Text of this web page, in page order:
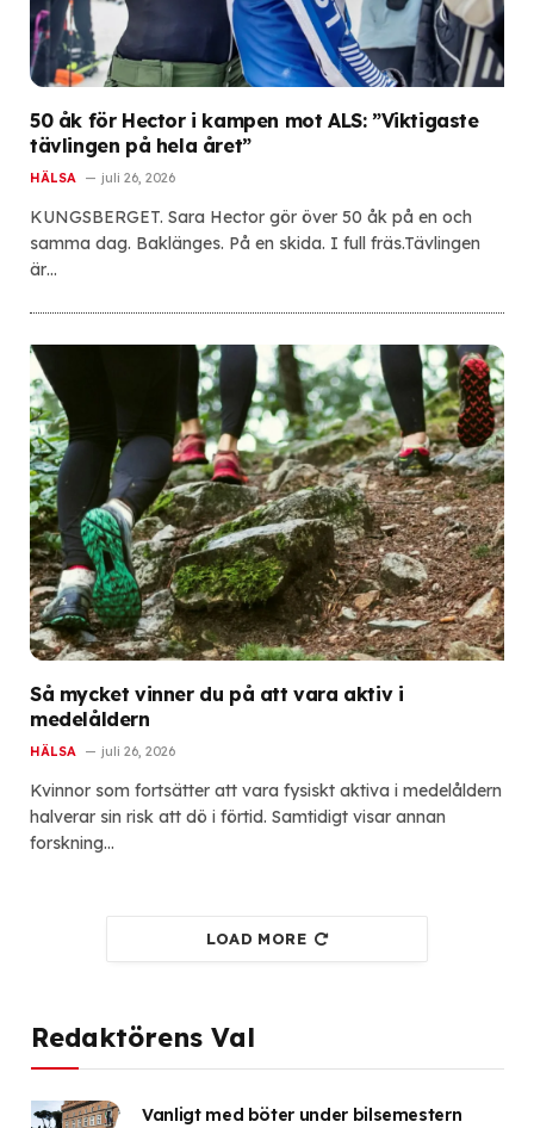
50 åk för Hector i kampen mot ALS: ”Viktigaste
tävlingen på hela året”
HÄLSA juli 26, 2026
KUNGSBERGET. Sara Hector gör över 50 åk på en och
samma dag. Baklänges. På en skida. I full fräs.Tävlingen
är…
Så mycket vinner du på att vara aktiv i
medelåldern
HÄLSA juli 26, 2026
Kvinnor som fortsätter att vara fysiskt aktiva i medelåldern
halverar sin risk att dö i förtid. Samtidigt visar annan
forskning…
LOAD MORE
Redaktörens Val
Vanligt med böter under bilsemestern